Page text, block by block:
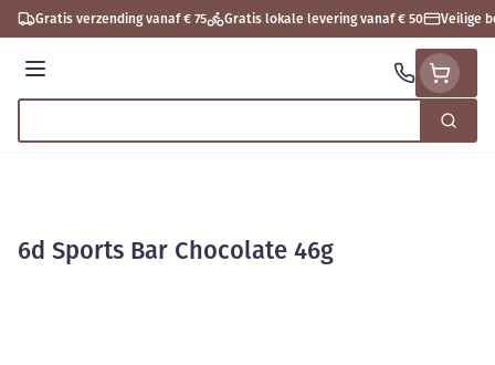
Ga naar de inhoud
Gratis verzending vanaf € 75 Gratis lokale levering vanaf € 50 Veilige
Menu
Zoek
6d Sports Bar Chocolate 46g